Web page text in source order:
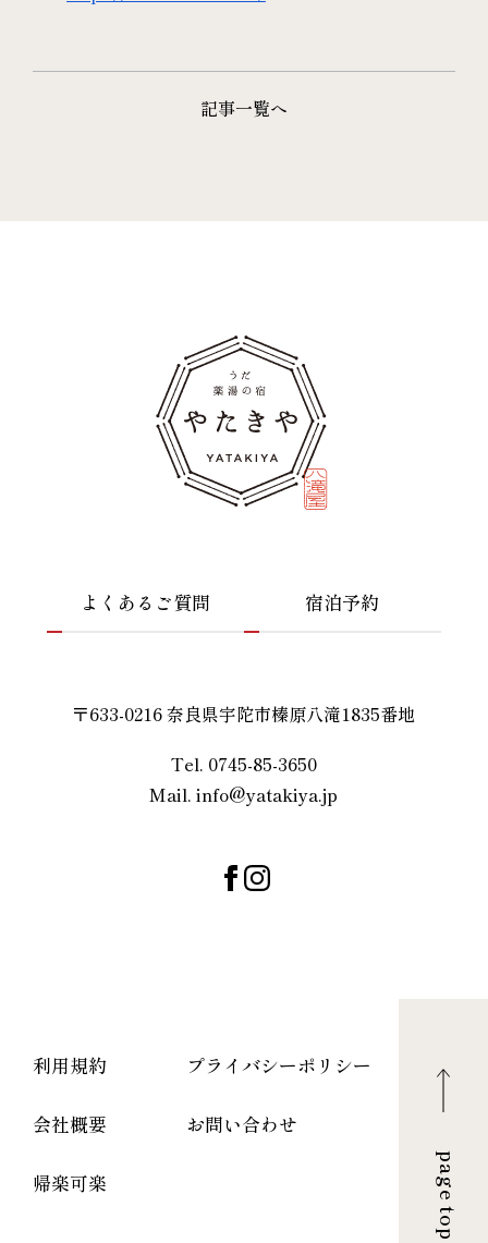
記事一覧へ
よくあるご質問 宿泊予約
〒633-0216 奈良県宇陀市榛原八滝1835番地
Tel. 0745-85-3650
Mail. info@yatakiya.jp
利用規約 プライバシーポリシー
会社概要 お問い合わせ
帰楽可楽 page top